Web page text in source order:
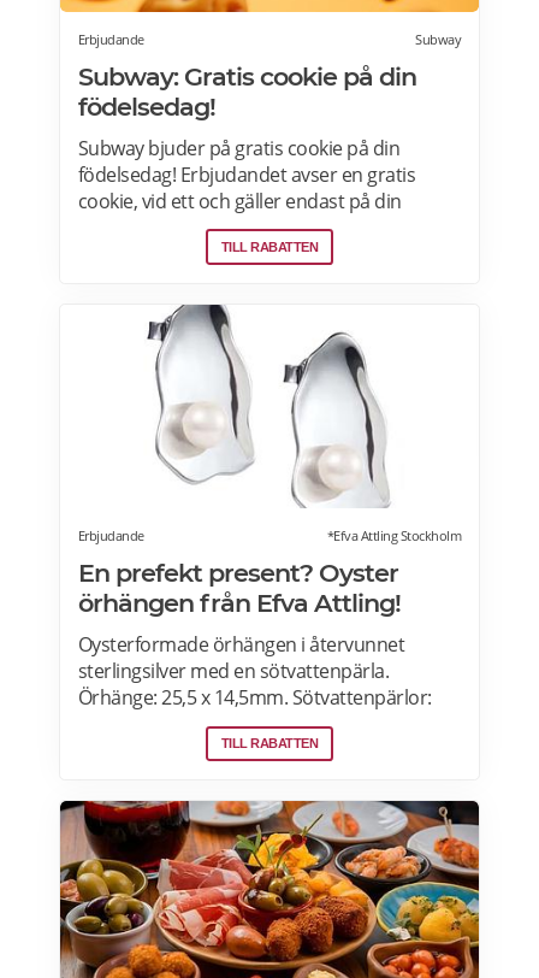
Erbjudande Subway
Subway: Gratis cookie på din
födelsedag!
Subway bjuder på gratis cookie på din
födelsedag! Erbjudandet avser en gratis
cookie, vid ett och gäller endast på din
födelsedag vid ett tillfälle, mot uppvisande av
legitimation, och på utvalda Subway-
TILL RABATTEN
Erbjudande *Efva Attling Stockholm
En prefekt present? Oyster
örhängen från Efva Attling!
Oysterformade örhängen i återvunnet
sterlingsilver med en sötvattenpärla.
Örhänge: 25,5 x 14,5mm. Sötvattenpärlor:
6,5mm. Älskade skatter från havet! Hos Efva
Attling hittar du örhängen i sterling silver
TILL RABATTEN